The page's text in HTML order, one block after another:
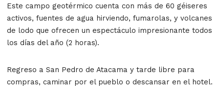
Este campo geotérmico cuenta con más de 60 géiseres
activos, fuentes de agua hirviendo, fumarolas, y volcanes
de lodo que ofrecen un espectáculo impresionante todos
los días del año (2 horas).
Regreso a San Pedro de Atacama y tarde libre para
compras, caminar por el pueblo o descansar en el hotel.